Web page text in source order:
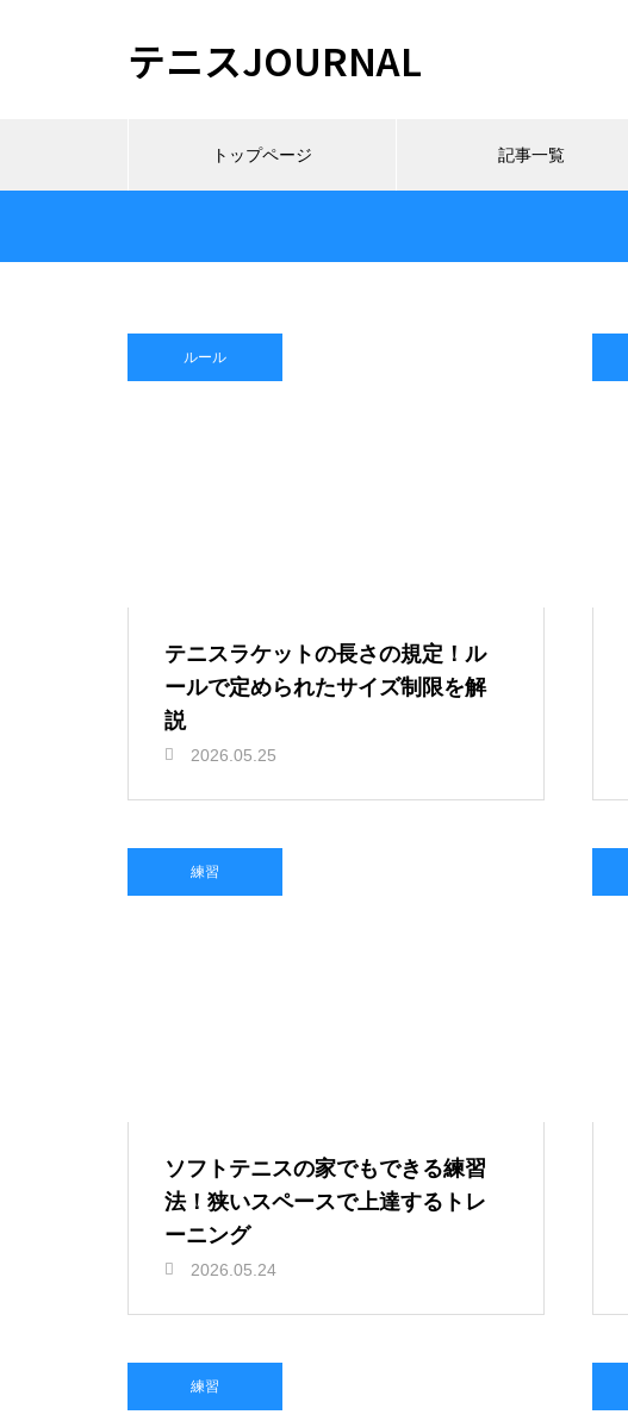
テニスJOURNAL
トップページ 記事一覧
ルール
テニスラケットの長さの規定！ル
ールで定められたサイズ制限を解
説
2026.05.25
練習
ソフトテニスの家でもできる練習
法！狭いスペースで上達するトレ
ーニング
2026.05.24
練習